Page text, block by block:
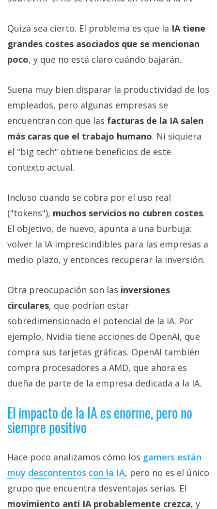
Quizá sea cierto. El problema es que la IA tiene
grandes costes asociados que se mencionan
poco, y que no está claro cuándo bajarán.
Suena muy bien disparar la productividad de los
empleados, pero algunas empresas se
encuentran con que las facturas de la IA salen
más caras que el trabajo humano. Ni siquiera
el "big tech" obtiene beneficios de este
contexto actual.
Incluso cuando se cobra por el uso real
("tokens"), muchos servicios no cubren costes.
El objetivo, de nuevo, apunta a una burbuja:
volver la IA imprescindibles para las empresas a
medio plazo, y entonces recuperar la inversión.
Otra preocupación son las inversiones
circulares, que podrían estar
sobredimensionado el potencial de la IA. Por
ejemplo, Nvidia tiene acciones de OpenAI, que
compra sus tarjetas gráficas. OpenAI también
compra procesadores a AMD, que ahora es
dueña de parte de la empresa dedicada a la IA.
El impacto de la IA es enorme, pero no
siempre positivo
Hace poco analizamos cómo los gamers están
muy descontentos con la IA‎, pero no es el único
grupo que encuentra desventajas serias. El
movimiento anti IA probablemente crezca, y